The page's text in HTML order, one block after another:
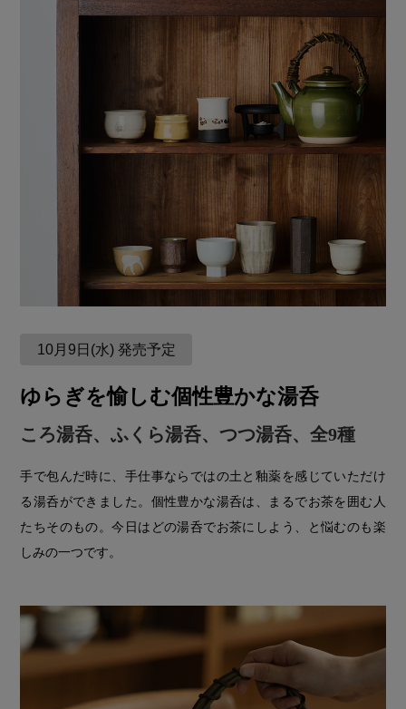
10月9日(水) 発売予定
ゆらぎを愉しむ個性豊かな湯呑
ころ湯呑、ふくら湯呑、つつ湯呑、全9種
手で包んだ時に、手仕事ならではの土と釉薬を感じていただけ
る湯呑ができました。個性豊かな湯呑は、まるでお茶を囲む人
たちそのもの。今日はどの湯呑でお茶にしよう、と悩むのも楽
しみの一つです。